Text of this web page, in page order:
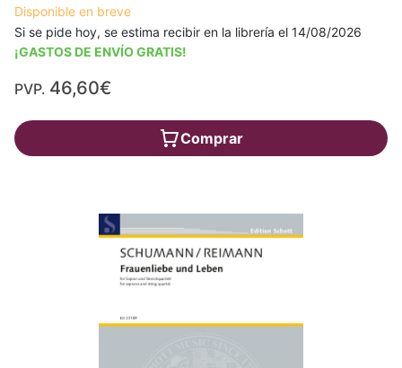
Disponible en breve
Si se pide hoy, se estima recibir en la librería el 14/08/2026
¡GASTOS DE ENVÍO GRATIS!
PVP. 46,60€
Comprar